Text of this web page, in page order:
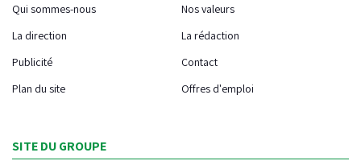
Qui sommes-nous
Nos valeurs
La direction
La rédaction
Publicité
Contact
Plan du site
Offres d'emploi
SITE DU GROUPE